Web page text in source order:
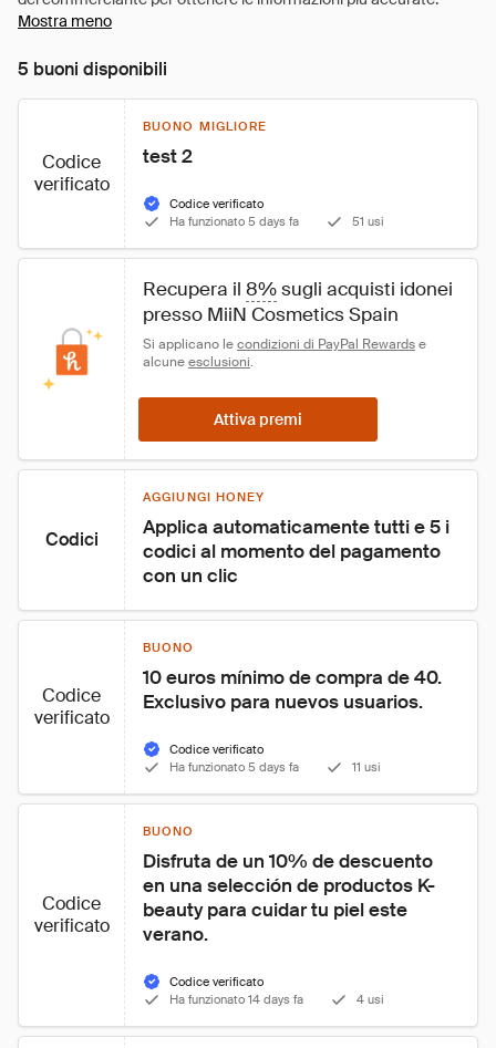
Mostra meno
5 buoni disponibili
Codice
verificato
BUONO MIGLIORE
test 2
Codice verificato
Ha funzionato 5 days fa
51 usi
Recupera il 8% sugli acquisti idonei
presso MiiN Cosmetics Spain
Si applicano le condizioni di PayPal Rewards e
alcune esclusioni.
Attiva premi
Codici
AGGIUNGI HONEY
Applica automaticamente tutti e 5 i
codici al momento del pagamento
con un clic
Codice
verificato
BUONO
10 euros mínimo de compra de 40.
Exclusivo para nuevos usuarios.
Codice verificato
Ha funzionato 5 days fa
11 usi
Codice
verificato
BUONO
Disfruta de un 10% de descuento
en una selección de productos K-
beauty para cuidar tu piel este
verano.
Codice verificato
Ha funzionato 14 days fa
4 usi